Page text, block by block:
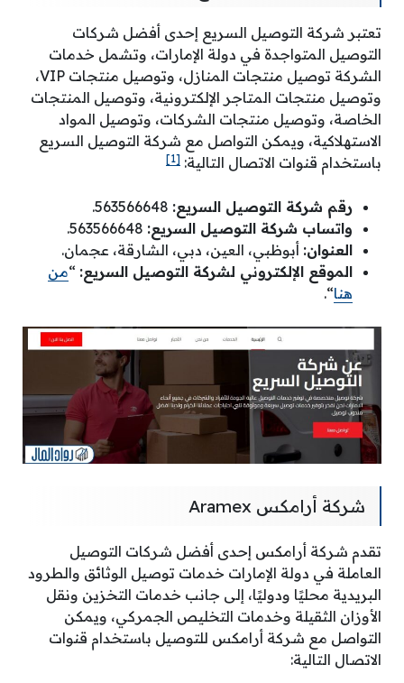
تعتبر شركة التوصيل السريع إحدى أفضل شركات
التوصيل المتواجدة في دولة الإمارات، وتشمل خدمات
الشركة توصيل منتجات المنازل، وتوصيل منتجات VIP،
وتوصيل منتجات المتاجر الإلكترونية، وتوصيل المنتجات
الخاصة، وتوصيل منتجات الشركات، وتوصيل المواد
الاستهلاكية، ويمكن التواصل مع شركة التوصيل السريع
باستخدام قنوات الاتصال التالية: [1]
رقم شركة التوصيل السريع:
واتساب شركة التوصيل السريع:
العنوان: أبوظبي، العين، دبي، الشارقة، عجمان.
الموقع الإلكتروني لشركة التوصيل السريع: “من
هنا“.
شركة أرامكس Aramex
تقدم شركة أرامكس إحدى أفضل شركات التوصيل
العاملة في دولة الإمارات خدمات توصيل الوثائق والطرود
البريدية محليًا ودوليًا، إلى جانب خدمات التخزين ونقل
الأوزان الثقيلة وخدمات التخليص الجمركي، ويمكن
التواصل مع شركة أرامكس للتوصيل باستخدام قنوات
الاتصال التالية: